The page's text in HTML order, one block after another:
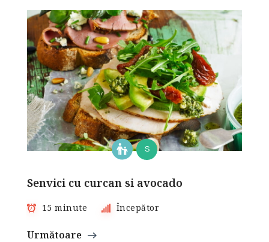
S
Senvici cu curcan si avocado
15 minute Începător
Următoare